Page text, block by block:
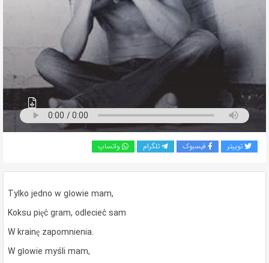
بگذارید.
توییتر فیسبوک تلگرام واتساپ
Tylko jedno w głowie mam,
Koksu pięć gram, odlecieć sam
W krainę zapomnienia.
W głowie myśli mam,